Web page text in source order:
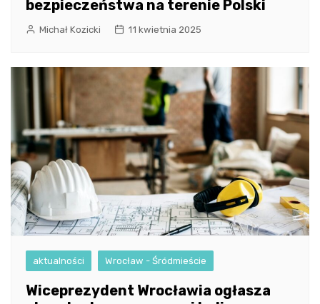
bezpieczeństwa na terenie Polski
Michał Kozicki 11 kwietnia 2025
aktualności Wrocław - Śródmieście
Wiceprezydent Wrocławia ogłasza